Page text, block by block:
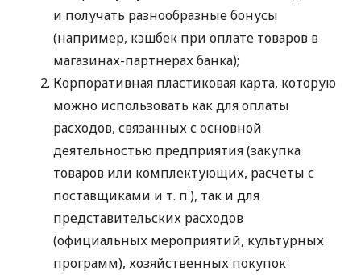
и получать разнообразные бонусы
(например, кэшбек при оплате товаров в
магазинах-партнерах банка);
Корпоративная пластиковая карта, которую
можно использовать как для оплаты
расходов, связанных с основной
деятельностью предприятия (закупка
товаров или комплектующих, расчеты с
поставщиками и т. п.), так и для
представительских расходов
(официальных мероприятий, культурных
программ), хозяйственных покупок